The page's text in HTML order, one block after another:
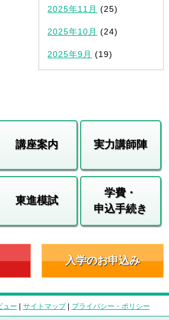
2025年11月 (25)
2025年10月 (24)
2025年9月 (19)
講座案内 実力講師陣
東進模試
学費・
申込手続き
入学のお申込み
ュー | サイトマップ| プライバシー・ポリシー